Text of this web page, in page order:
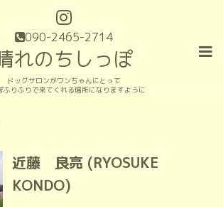
090-2465-2714
れのちしっぽ
ドッグサロンがワンちゃんにとって
ふりふりで来てくれる場所になりますように
近藤 良亮 (RYOSUKE
KONDO)